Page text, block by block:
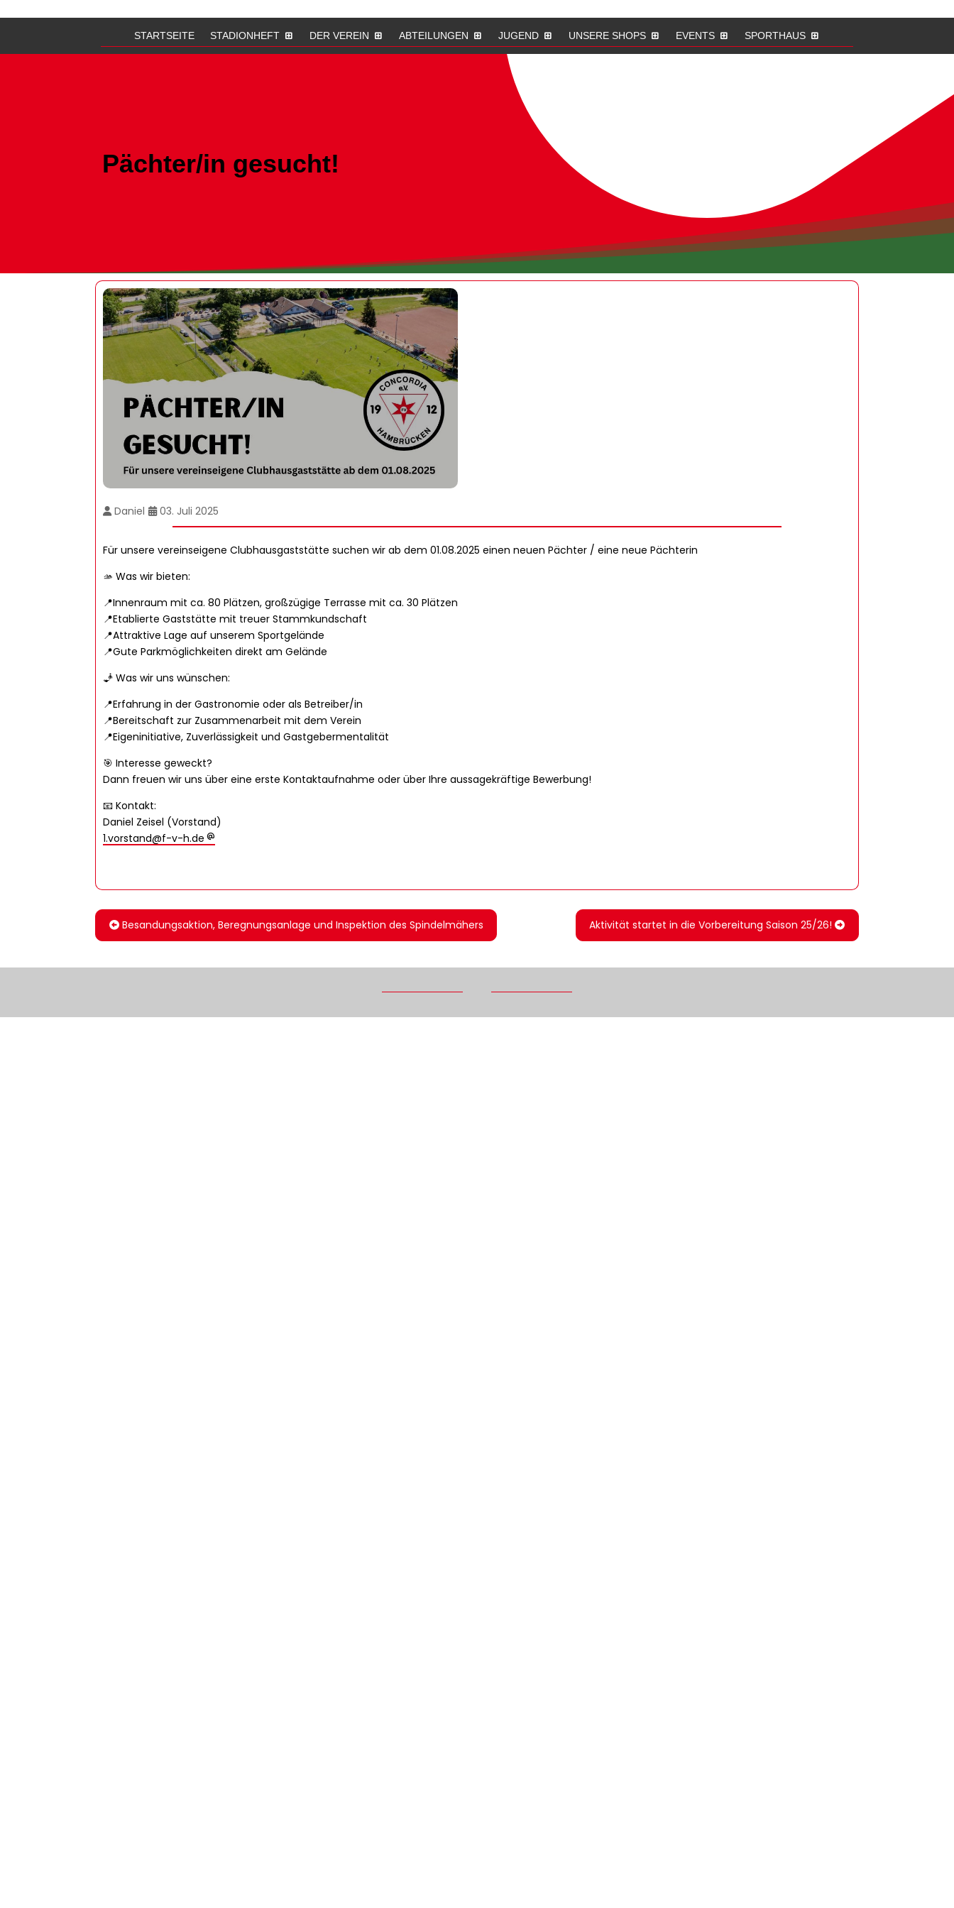
STARTSEITE STADIONHEFT DER VEREIN ABTEILUNGEN JUGEND UNSERE SHOPS EVENTS SPORTHAUS
Pächter/in gesucht!
Daniel 03. Juli 2025
Für unsere vereinseigene Clubhausgaststätte suchen wir ab dem 01.08.2025 einen neuen Pächter / eine neue Pächterin
🫴 Was wir bieten:
📍Innenraum mit ca. 80 Plätzen, großzügige Terrasse mit ca. 30 Plätzen
📍Etablierte Gaststätte mit treuer Stammkundschaft
📍Attraktive Lage auf unserem Sportgelände
📍Gute Parkmöglichkeiten direkt am Gelände
🧞 Was wir uns wünschen:
📍Erfahrung in der Gastronomie oder als Betreiber/in
📍Bereitschaft zur Zusammenarbeit mit dem Verein
📍Eigeninitiative, Zuverlässigkeit und Gastgebermentalität
🎯 Interesse geweckt?
Dann freuen wir uns über eine erste Kontaktaufnahme oder über Ihre aussagekräftige Bewerbung!
📧 Kontakt:
Daniel Zeisel (Vorstand)
1.vorstand@f-v-h.de
Besandungsaktion, Beregnungsanlage und Inspektion des Spindelmähers Aktivität startet in die Vorbereitung Saison 25/26!